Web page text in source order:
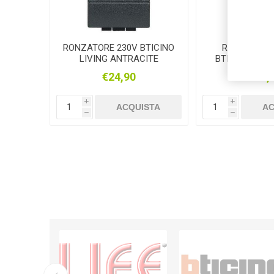
RONZATORE 230V BTICINO
LIVING ANTRACITE
€24,90
i
h
ACQUISTA
RONZATORE
BTICINO
i
h